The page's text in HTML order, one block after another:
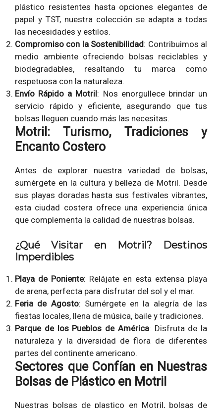
plástico resistentes hasta opciones elegantes de
papel y TST, nuestra colección se adapta a todas
las necesidades y estilos.
Compromiso con la Sostenibilidad: Contribuimos al
medio ambiente ofreciendo bolsas reciclables y
biodegradables, resaltando tu marca como
respetuosa con la naturaleza.
Envío Rápido a Motril: Nos enorgullece brindar un
servicio rápido y eficiente, asegurando que tus
bolsas lleguen cuando más las necesitas.
Motril: Turismo, Tradiciones y
Encanto Costero
Antes de explorar nuestra variedad de bolsas,
sumérgete en la cultura y belleza de Motril. Desde
sus playas doradas hasta sus festivales vibrantes,
esta ciudad costera ofrece una experiencia única
que complementa la calidad de nuestras bolsas.
¿Qué Visitar en Motril? Destinos
Imperdibles
Playa de Poniente: Relájate en esta extensa playa
de arena, perfecta para disfrutar del sol y el mar.
Feria de Agosto: Sumérgete en la alegría de las
fiestas locales, llena de música, baile y tradiciones.
Parque de los Pueblos de América: Disfruta de la
naturaleza y la diversidad de flora de diferentes
partes del continente americano.
Sectores que Confían en Nuestras
Bolsas de Plástico en Motril
Nuestras bolsas de plastico en Motril, bolsas de